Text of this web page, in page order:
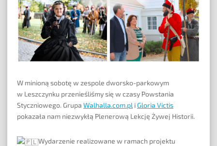
W minioną sobotę w zespole dworsko-parkowym
w Leszczynku przenieśliśmy się w czasy Powstania
Styczniowego. Grupa Walhalla.com.pl iGloria Victis
pokazała nam niezwykłą Plenerową Lekcję Żywej Historii.
Wydarzenie realizowane w ramach projektu